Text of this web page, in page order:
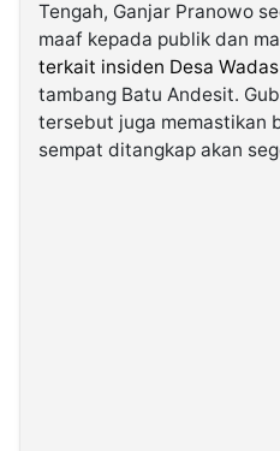
Kabarbaru.co
2026
Tengah, Ganjar Pranowo
maaf kepada publik dan
terkait insiden Desa Wadas
tambang Batu Andesit.
tersebut juga memastikan
sempat ditangkap akan